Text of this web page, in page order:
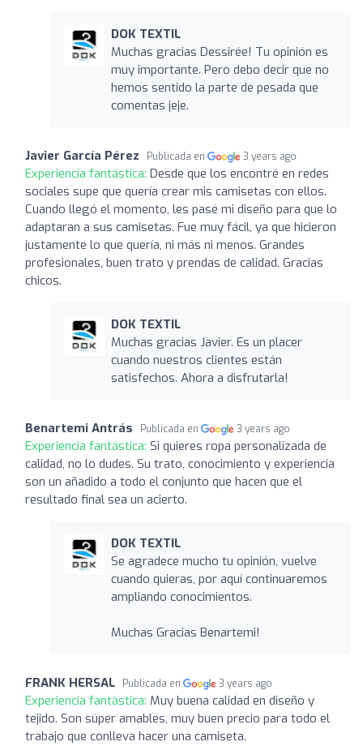
DOK TEXTIL
Muchas gracias Dessirée! Tu opinión es
muy importante. Pero debo decir que no
hemos sentido la parte de pesada que
comentas jeje.
Javier García Pérez Publicada en 3 years ago
Experiencia fantástica: Desde que los encontré en redes
sociales supe que quería crear mis camisetas con ellos.
Cuando llegó el momento, les pasé mi diseño para que lo
adaptaran a sus camisetas. Fue muy fácil, ya que hicieron
justamente lo que quería, ni más ni menos. Grandes
profesionales, buen trato y prendas de calidad. Gracias
chicos.
DOK TEXTIL
Muchas gracias Javier. Es un placer
cuando nuestros clientes están
satisfechos. Ahora a disfrutarla!
Benartemi Antrás Publicada en 3 years ago
Experiencia fantástica: Si quieres ropa personalizada de
calidad, no lo dudes. Su trato, conocimiento y experiencia
son un añadido a todo el conjunto que hacen que el
resultado final sea un acierto.
DOK TEXTIL
Se agradece mucho tu opinión, vuelve
cuando quieras, por aquí continuaremos
ampliando conocimientos.
Muchas Gracias Benartemi!
FRANK HERSAL Publicada en 3 years ago
Experiencia fantástica: Muy buena calidad en diseño y
tejido. Son súper amables, muy buen precio para todo el
trabajo que conlleva hacer una camiseta.